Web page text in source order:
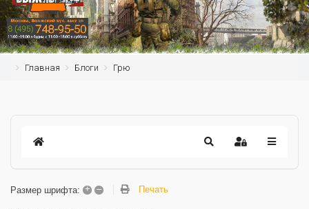
Главная Блоги Грю
Размер шрифта: + – Печать